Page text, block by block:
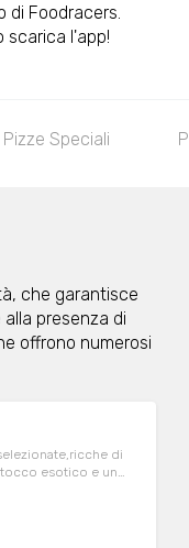
di Foodracers.
scarica l'app!
Pizze Speciali
che garantisce
presenza di
offrono numerosi
di
esotico e un
sensoriale.